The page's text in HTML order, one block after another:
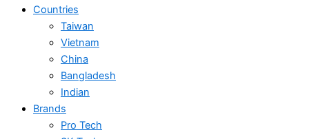
Countries
Taiwan
Vietnam
China
Bangladesh
Indian
Brands
Pro Tech